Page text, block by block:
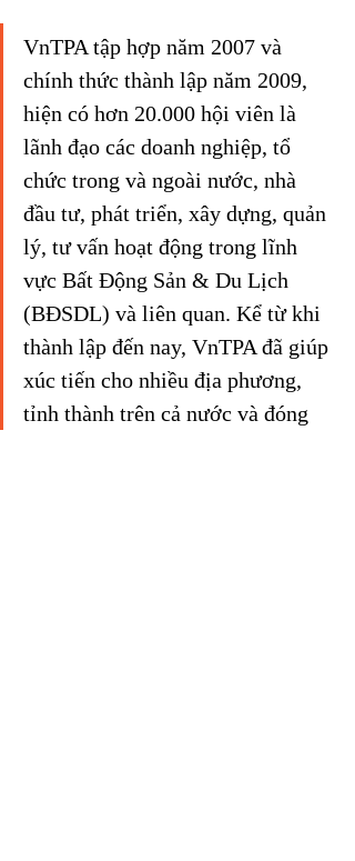
VnTPA tập hợp năm 2007 và
chính thức thành lập năm 2009,
hiện có hơn 20.000 hội viên là
lãnh đạo các doanh nghiệp, tổ
chức trong và ngoài nước, nhà
đầu tư, phát triển, xây dựng, quản
lý, tư vấn hoạt động trong lĩnh
vực Bất Động Sản & Du Lịch
(BĐSDL) và liên quan. Kể từ khi
thành lập đến nay, VnTPA đã giúp
xúc tiến cho nhiều địa phương,
tỉnh thành trên cả nước và đóng